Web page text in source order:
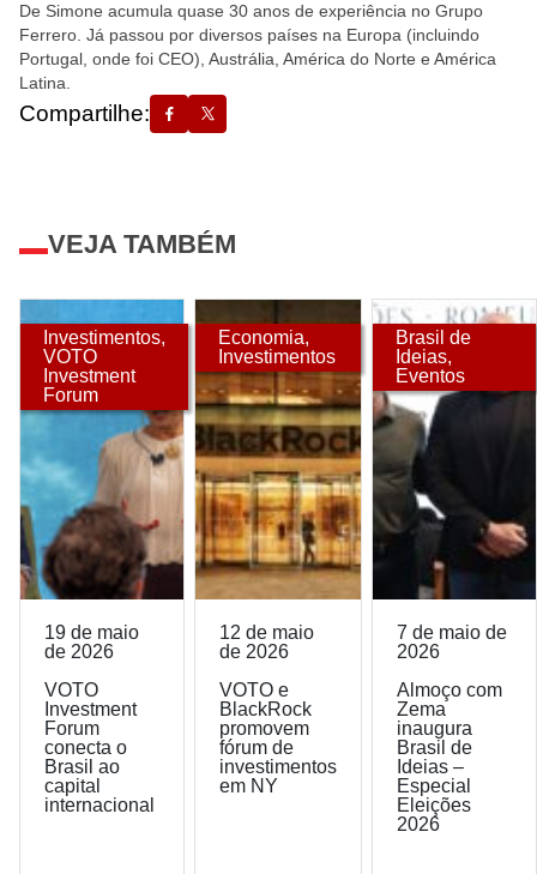
De Simone acumula quase 30 anos de experiência no Grupo
Ferrero. Já passou por diversos países na Europa (incluindo
Portugal, onde foi CEO), Austrália, América do Norte e América
Latina.
Compartilhe:
VEJA TAMBÉM
Investimentos,
VOTO
Investment
Forum
19 de maio
de 2026
VOTO
Investment
Forum
conecta o
Brasil ao
capital
internacional
Economia,
Investimentos
12 de maio
de 2026
VOTO e
BlackRock
promovem
fórum de
investimentos
em NY
Brasil de
Ideias,
Eventos
7 de maio de
2026
Almoço com
Zema
inaugura
Brasil de
Ideias –
Especial
Eleições
2026